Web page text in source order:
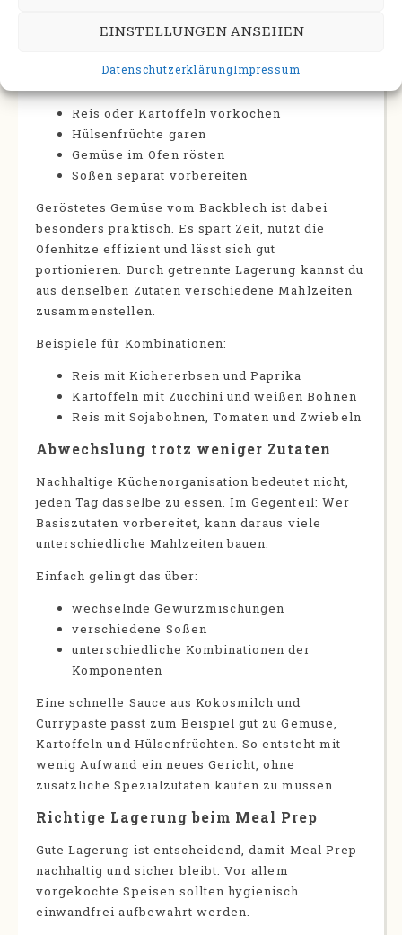
EINSTELLUNGEN ANSEHEN
DatenschutzerklärungImpressum
getrennt vorzubereiten. Das erhöht die
Reis oder Kartoffeln vorkochen
Hülsenfrüchte garen
Gemüse im Ofen rösten
Soßen separat vorbereiten
Geröstetes Gemüse vom Backblech ist dabei
besonders praktisch. Es spart Zeit, nutzt die
Ofenhitze effizient und lässt sich gut
portionieren. Durch getrennte Lagerung kannst du
aus denselben Zutaten verschiedene Mahlzeiten
zusammenstellen.
Beispiele für Kombinationen:
Reis mit Kichererbsen und Paprika
Kartoffeln mit Zucchini und weißen Bohnen
Reis mit Sojabohnen, Tomaten und Zwiebeln
Abwechslung trotz weniger Zutaten
Nachhaltige Küchenorganisation bedeutet nicht,
jeden Tag dasselbe zu essen. Im Gegenteil: Wer
Basiszutaten vorbereitet, kann daraus viele
unterschiedliche Mahlzeiten bauen.
Einfach gelingt das über:
wechselnde Gewürzmischungen
verschiedene Soßen
unterschiedliche Kombinationen der
Komponenten
Eine schnelle Sauce aus Kokosmilch und
Currypaste passt zum Beispiel gut zu Gemüse,
Kartoffeln und Hülsenfrüchten. So entsteht mit
wenig Aufwand ein neues Gericht, ohne
zusätzliche Spezialzutaten kaufen zu müssen.
Richtige Lagerung beim Meal Prep
Gute Lagerung ist entscheidend, damit Meal Prep
nachhaltig und sicher bleibt. Vor allem
vorgekochte Speisen sollten hygienisch
einwandfrei aufbewahrt werden.